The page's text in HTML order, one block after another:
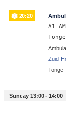
20:20
A1
Zuid-
Tonge
Sunday 13:00 - 14:00